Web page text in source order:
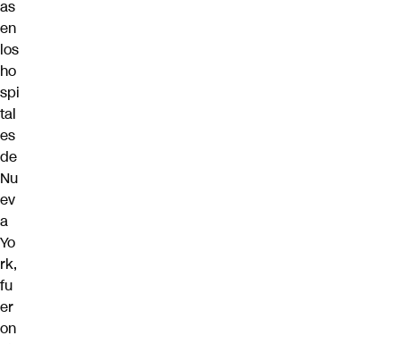
as
en
los
ho
spi
tal
es
de
Nu
ev
a
Yo
rk,
fu
er
on